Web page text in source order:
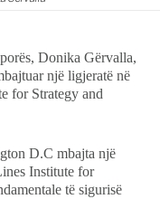
Donika Gërvalla,
një ligjeratë në
for Strategy and
D.C mbajta një
Institute for
të sigurisë